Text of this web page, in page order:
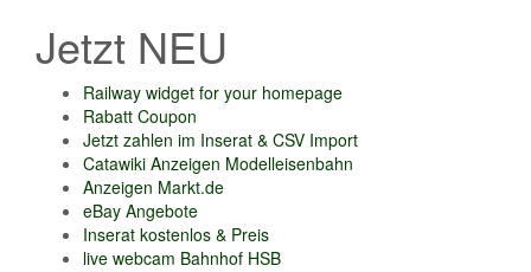
Jetzt NEU
Railway widget for your homepage
Rabatt Coupon
Jetzt zahlen im Inserat & CSV Import
Catawiki Anzeigen Modelleisenbahn
Anzeigen Markt.de
eBay Angebote
Inserat kostenlos & Preis
live webcam Bahnhof HSB